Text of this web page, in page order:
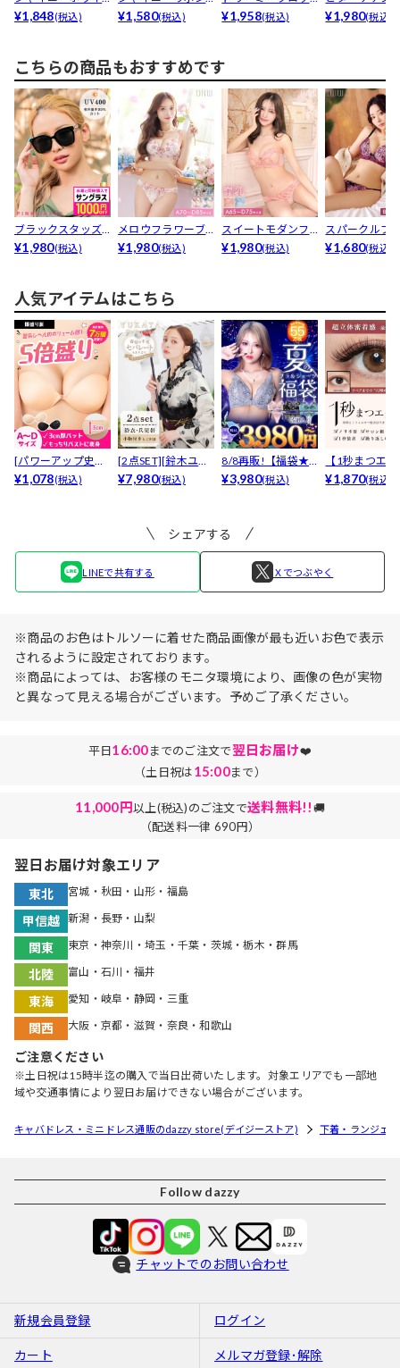
トリリーブラジャ
¥1,848(税込)
フラワーブラジャ
¥1,580(税込)
サム育乳ブラジャ
¥1,958(税込)
ン育乳ブラジ
¥1,980(税込)
こちらの商品もおすすめです
ブラックスタッズ
サングラス
¥1,980(税込)
メロウフラワーブ
ロッサム育乳ブラ
¥1,980(税込)
スイートモダンフ
ラワー育乳ブラジ
¥1,980(税込)
スパークルブ
サム育乳脇高
¥1,680(税込)
人気アイテムはこちら
[パワーアップ史上
最強5倍盛りアップ
¥1,078(税込)
[2点SET][鈴木ユリ
ア(baby)...
¥7,980(税込)
8/8再販!【福袋★
ブラセット3点
¥3,980(税込)
【1秒まつエ
リュームタイ
¥1,870(税込)
シェアする
LINEで共有する Ｘでつぶやく
※商品のお色はトルソーに着せた商品画像が最も近いお色で表示
されるように設定されております。
※商品によっては、お客様のモニタ環境により、画像の色が実物
と異なって見える場合がございます。予めご了承ください。
平日16:00までのご注文で翌日お届け❤️
（土日祝は15:00まで）
11,000円以上(税込)のご注文で送料無料!!🚚
（配送料一律 690円）
翌日お届け対象エリア
東北 宮城・秋田・山形・福島
甲信越 新潟・長野・山梨
関東 東京・神奈川・埼玉・千葉・茨城・栃木・群馬
北陸 富山・石川・福井
東海 愛知・岐阜・静岡・三重
関西 大阪・京都・滋賀・奈良・和歌山
ご注意ください
※土日祝は15時半迄の購入で当日出荷いたします。対象エリアでも一部地
域や交通事情により翌日お届けできない場合がございます。
キャバドレス・ミニドレス通販のdazzy store(デイジーストア) 下着・ランジェ
Follow dazzy
チャットでのお問い合わせ
新規会員登録 ログイン
カート メルマガ登録･解除